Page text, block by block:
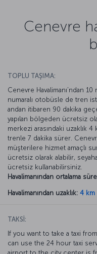
Cenevre
TOPLU TAŞIMA:
Cenevre Havalimanı’ndan
numaralı otobüsle de tren
andan itibaren 90 dakika
yapılan bölgeden ücretsiz
merkezi arasındaki uzaklık
trenle 7 dakika sürer.
müşterilere hizmet amaçlı
ücretsiz olarak alabilir,
ücretsiz kullanabilirsiniz.
Havalimanından ortalama
Havalimanından uzaklık: 4 km
TAKSİ:
If you want to take a taxi
can use the 24 hour taxi